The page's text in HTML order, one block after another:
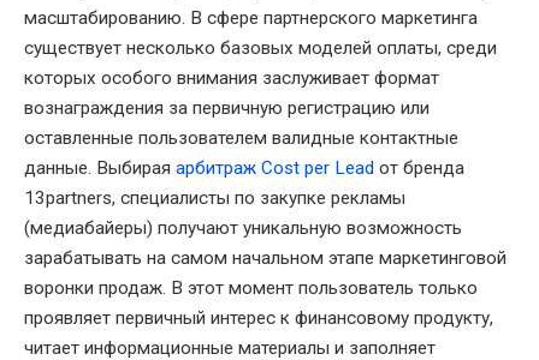
масштабированию. В сфере партнерского маркетинга
существует несколько базовых моделей оплаты, среди
которых особого внимания заслуживает формат
вознаграждения за первичную регистрацию или
оставленные пользователем валидные контактные
данные. Выбирая арбитраж Cost per Lead от бренда
13partners, специалисты по закупке рекламы
(медиабайеры) получают уникальную возможность
зарабатывать на самом начальном этапе маркетинговой
воронки продаж. В этот момент пользователь только
проявляет первичный интерес к финансовому продукту,
читает информационные материалы и заполняет